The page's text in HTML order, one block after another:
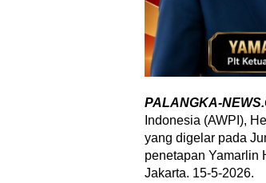
PALANGKA-
Indonesia (AWPI),
yang digelar pada
penetapan Yamarlin
Jakarta. 15-5-2026.